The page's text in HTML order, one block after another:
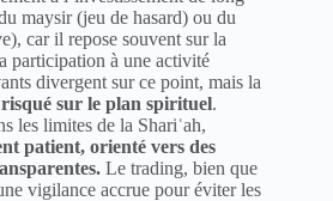
maysir (jeu de hasard) ou du
car il repose souvent sur la
participation à une activité
divergent sur ce point, mais la
sur le plan spirituel.
les limites de la Shariʿah,
patient, orienté vers des
Le trading, bien que
vigilance accrue pour éviter les